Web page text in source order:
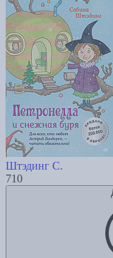
Штэдинг С.
710